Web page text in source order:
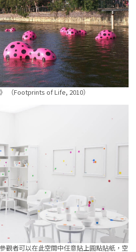
（Footprints of Life, 2010）
觀者可以在此空間中任意貼上圓點貼紙，空